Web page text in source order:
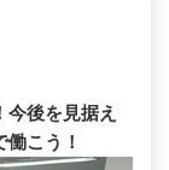
後を見据え
こう！